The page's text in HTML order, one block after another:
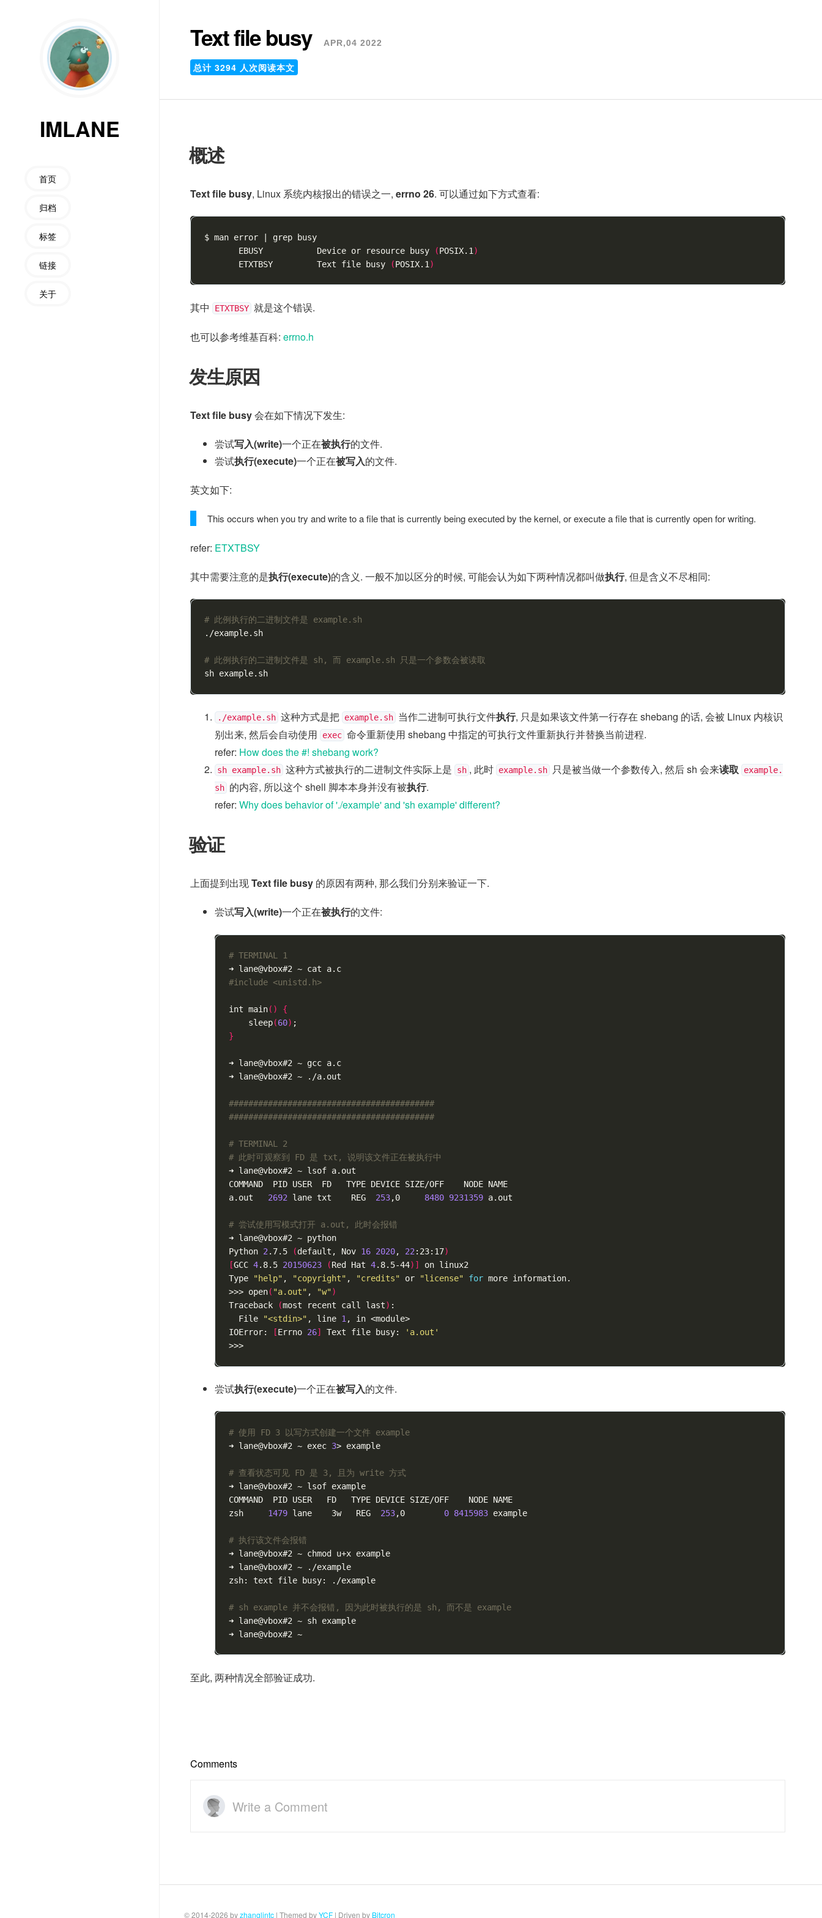
IMLANE
首页
归档
标签
链接
关于
Text file busy APR,04 2022
总计 3294 人次阅读本文
概述
Text file busy, Linux 系统内核报出的错误之一, errno 26. 可以通过如下方式查看:
$ man error
grep busy
       EBUSY           Device or resource busy
(POSIX.1 )
       ETXTBSY         Text file busy
(POSIX.1 )
其中 ETXTBSY 就是这个错误.
也可以参考维基百科: errno.h
发生原因
Text file busy会在如下情况下发生:
尝试写入(write)一个正在被执行的文件.
尝试执行(execute)一个正在被写入的文件.
英文如下:
This occurs when you try and write to a file that is currently being executed by the kernel, or execute a file that is currently open for writing.
refer: ETXTBSY
其中需要注意的是执行(execute)的含义. 一般不加以区分的时候, 可能会认为如下两种情况都叫做执行, 但是含义不尽相同:
# 此例执行的二进制文件是 example.sh
./example.sh
# 此例执行的二进制文件是 sh, 而 example.sh 只是一个参数会被读取
./example.sh 这种方式是把 example.sh 当作二进制可执行文件执行, 只是如果该文件第一行存在 shebang 的话, 会被 Linux 内核识
别出来, 然后会自动使用
exec 命令重新使用 shebang 中指定的可执行文件重新执行并替换当前进程.
refer: How does the #! shebang work?
sh example.sh 这种方式被执行的二进制文件实际上是 sh , 此时 example.sh 只是被当做一个参数传入, 然后 sh 会来读取
example.
sh 的内容, 所以这个 shell 脚本本身并没有被执行.
refer: Why does behavior of './example' and 'sh example' different?
验证
上面提到出现Text file busy 的原因有两种, 那么我们分别来验证一下.
尝试写入(write)一个正在被执行的文件:
# TERMINAL 1
#include <unistd.h>
int main()
{
    sleep
(60) ;
}
➜ lane@vbox#2 ~ gcc a.c
➜ lane@vbox#2 ~ ./a.out
##########################################
##########################################
# TERMINAL 2
# 此时可观察到 FD 是 txt, 说明该文件正在被执行中
➜ lane@vbox#2 ~ lsof a.out
COMMAND  PID USER  FD   TYPE DEVICE SIZE/OFF    NODE NAME
a.out 2692 lane txt    REG 253,0 8480 9231359 a.out
# 尝试使用写模式打开 a.out, 此时会报错
➜ lane@vbox#2 ~ python
Python 2.7.5 (default, Nov 16 2020, 22:23:17)
[GCC 4.8.5 20150623 (Red Hat 4.8.5-44)]
on linux2
Type
"help" , "copyright" , "credits" or "license" for more information.
>>> open( "a.out" , "w")
Traceback
(most recent call last) :
  File
"<stdin>" , line 1, in <module>
IOError:
[Errno 26] Text file busy:
'a.out'
尝试执行(execute)一个正在被写入的文件.
# 使用 FD 3 以写方式创建一个文件 example
➜ lane@vbox#2 ~ exec 3> example
# 查看状态可见 FD 是 3, 且为 write 方式
➜ lane@vbox#2 ~ lsof example
COMMAND  PID USER   FD   TYPE DEVICE SIZE/OFF    NODE NAME
zsh 1479 lane    3w   REG 253,0 0 8415983 example
# 执行该文件会报错
➜ lane@vbox#2 ~ chmod u+x example
➜ lane@vbox#2 ~ ./example
zsh: text file busy: ./example
# sh example 并不会报错, 因为此时被执行的是 sh, 而不是 example
➜ lane@vbox#2 ~ sh example
至此, 两种情况全部验证成功.
Comments
Write a Comment
© 2014-2026 byzhanglintc | Themed byYCF | Driven by Bitcron